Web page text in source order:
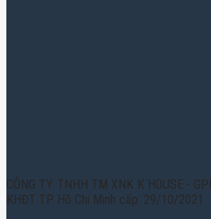
CÔNG TY TNHH TM XNK K HOUSE -
KHĐT TP. Hồ Chí Minh cấp: 29/10/2021